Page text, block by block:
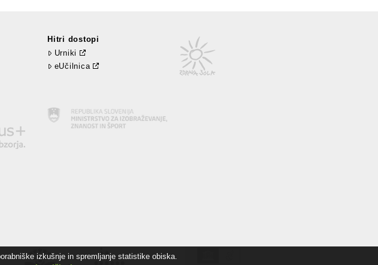
Hitri dostopi
Urniki
eUčilnica
izkušnje in spremljanje statistike obiska.